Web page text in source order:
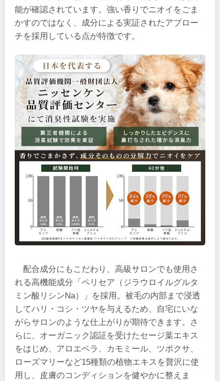
能が確認されています。強い香りでニオイをごま
かすのではなく、成分による実証されたアプロー
チを採用している点が特徴です。
配合成分にもこだわり、高級サロンでも使用さ
れる高機能成分「ペリセア（ジラウロイルグルタ
ミン酸リシンNa）」を採用。被毛の内部まで浸透
してハリ・コシ・ツヤを与えるため、自宅にいな
がらサロンのような仕上がりが期待できます。さ
らに、オーガニック認証を受けたセージ葉エキス
をはじめ、アロエベラ、カモミール、ツボクサ、
ローズマリーなど15種類の植物エキスを贅沢に使
用し、皮膚のコンディションを健やかに整えま